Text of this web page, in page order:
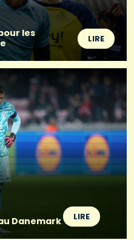
les
LIRE
Danemark
LIRE